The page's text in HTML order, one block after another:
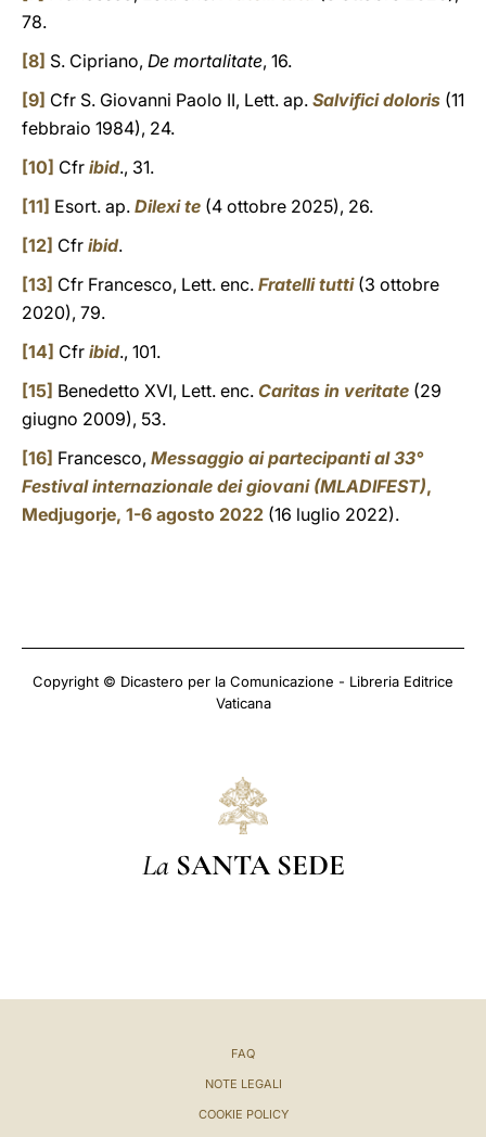
78.
[8] S. Cipriano, De mortalitate, 16.
[9] Cfr S. Giovanni Paolo II, Lett. ap. Salvifici doloris (11
febbraio 1984), 24.
[10] Cfr ibid., 31.
[11] Esort. ap. Dilexi te (4 ottobre 2025), 26.
[12] Cfr ibid.
[13] Cfr Francesco, Lett. enc. Fratelli tutti(3 ottobre
2020), 79.
[14] Cfr ibid., 101.
[15] Benedetto XVI, Lett. enc. Caritas in veritate (29
giugno 2009), 53.
[16] Francesco, Messaggio ai partecipanti al 33°
Festival internazionale dei giovani (MLADIFEST),
Medjugorje, 1-6 agosto 2022 (16 luglio 2022).
Copyright © Dicastero per la Comunicazione - Libreria Editrice
Vaticana
La SANTA SEDE
FAQ
NOTE LEGALI
COOKIE POLICY